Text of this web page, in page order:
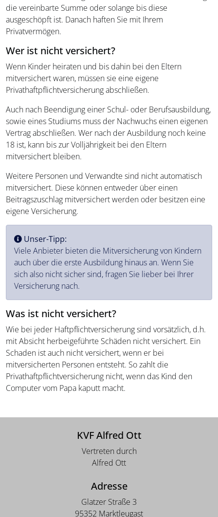
die vereinbarte Summe oder solange bis diese
ausgeschöpft ist. Danach haften Sie mit Ihrem
Privatvermögen.
Wer ist nicht versichert?
Wenn Kinder heiraten und bis dahin bei den Eltern
mitversichert waren, müssen sie eine eigene
Privathaftpflichtversicherung abschließen.
Auch nach Beendigung einer Schul- oder Berufsausbildung,
sowie eines Studiums muss der Nachwuchs einen eigenen
Vertrag abschließen. Wer nach der Ausbildung noch keine
18 ist, kann bis zur Volljährigkeit bei den Eltern
mitversichert bleiben.
Weitere Personen und Verwandte sind nicht automatisch
mitversichert. Diese können entweder über einen
Beitragszuschlag mitversichert werden oder besitzen eine
eigene Versicherung.
Unser-Tipp:
Viele Anbieter bieten die Mitversicherung von Kindern
auch über die erste Ausbildung hinaus an. Wenn Sie
sich also nicht sicher sind, fragen Sie lieber bei Ihrer
Versicherung nach.
Was ist nicht versichert?
Wie bei jeder Haftpflichtversicherung sind vorsätzlich, d.h.
mit Absicht herbeigeführte Schäden nicht versichert. Ein
Schaden ist auch nicht versichert, wenn er bei
mitversicherten Personen entsteht. So zahlt die
Privathaftpflichtversicherung nicht, wenn das Kind den
Computer vom Papa kaputt macht.
KVF Alfred Ott
Vertreten durch
Alfred Ott
Adresse
Glatzer Straße 3
95352 Marktleugast